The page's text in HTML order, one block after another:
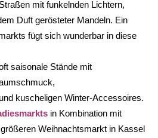
mit funkelnden Lichtern,
Duft gerösteter Mandeln. Ein
fügt sich wunderbar in diese
saisonale Stände mit
kuscheligen Winter-Accessoires.
in Kombination mit
Weihnachtsmarkt in Kassel